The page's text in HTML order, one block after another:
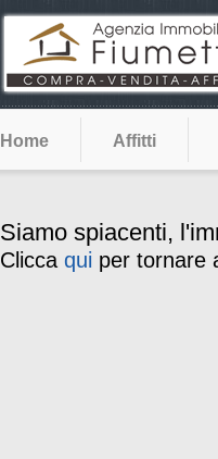
Home Affitti
Siamo spiacenti,
Clicca qui per tornare